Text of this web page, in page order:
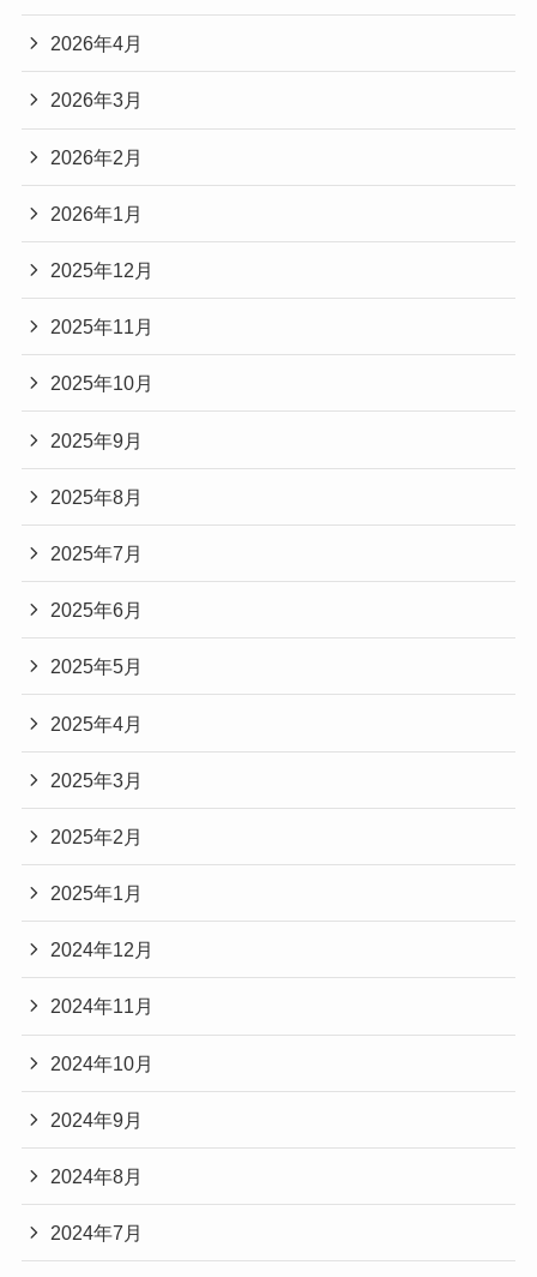
2026年4月
2026年3月
2026年2月
2026年1月
2025年12月
2025年11月
2025年10月
2025年9月
2025年8月
2025年7月
2025年6月
2025年5月
2025年4月
2025年3月
2025年2月
2025年1月
2024年12月
2024年11月
2024年10月
2024年9月
2024年8月
2024年7月